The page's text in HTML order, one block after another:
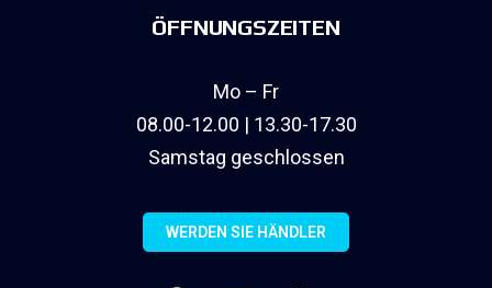
ÖFFNUNGSZEITEN
Mo – Fr
08.00-12.00 | 13.30-17.30
Samstag geschlossen
WERDEN SIE HÄNDLER